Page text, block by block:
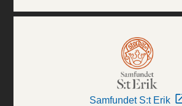
Samfundet S:t Erik